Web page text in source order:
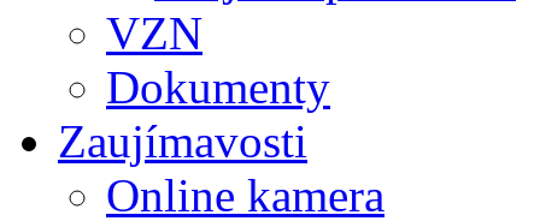
VZN
Dokumenty
Zaujímavosti
Online kamera